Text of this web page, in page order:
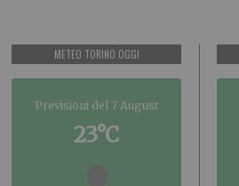
METEO TORINO OGGI
Previsioni del 7 August
23°C